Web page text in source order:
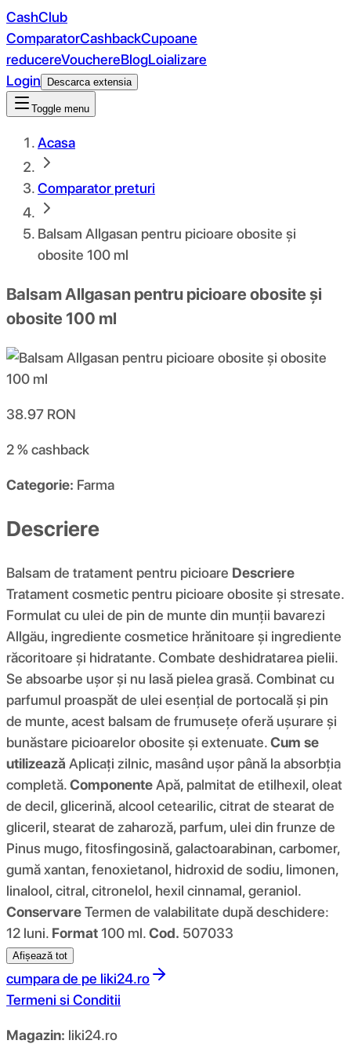
CashClub
ComparatorCashbackCupoane
reducereVouchereBlogLoializare
Login
Descarca extensia
Toggle menu
Acasa
Comparator preturi
Balsam Allgasan pentru picioare obosite și
obosite 100 ml
Balsam Allgasan pentru picioare obosite și
obosite 100 ml
38.97 RON
2 %cashback
Categorie: Farma
Descriere
Balsam de tratament pentru picioare Descriere
Tratament cosmetic pentru picioare obosite și stresate.
Formulat cu ulei de pin de munte din munții bavarezi
Allgäu, ingrediente cosmetice hrănitoare și ingrediente
răcoritoare și hidratante. Combate deshidratarea pielii.
Se absoarbe ușor și nu lasă pielea grasă. Combinat cu
parfumul proaspăt de ulei esențial de portocală și pin
de munte, acest balsam de frumusețe oferă ușurare și
bunăstare picioarelor obosite și extenuate.Cum se
utilizează Aplicați zilnic, masând ușor până la absorbția
completă.ComponenteApă, palmitat de etilhexil, oleat
de decil, glicerină, alcool cetearilic, citrat de stearat de
gliceril, stearat de zaharoză, parfum, ulei din frunze de
Pinus mugo, fitosfingosină, galactoarabinan, carbomer,
gumă xantan, fenoxietanol, hidroxid de sodiu, limonen,
linalool, citral, citronelol, hexil cinnamal, geraniol.
ConservareTermen de valabilitate după deschidere:
12 luni. Format100 ml.Cod. 507033
Afișează tot
cumpara de pe liki24.ro
Termeni si Conditii
Magazin: liki24.ro